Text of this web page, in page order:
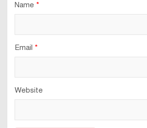
Name *
Email *
Website